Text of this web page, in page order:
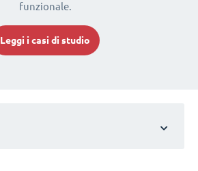
funzionale.
Leggi i casi di studio